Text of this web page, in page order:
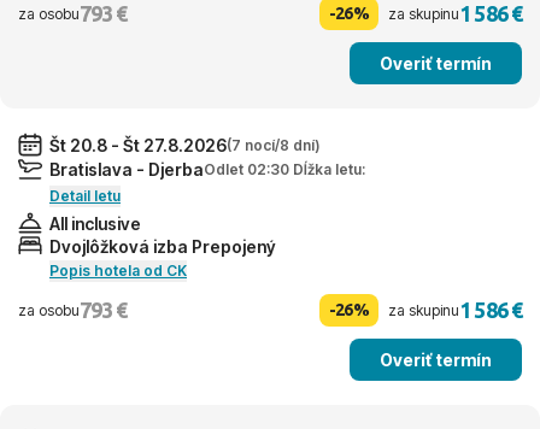
za osobu793 € -26% za skupinu1 586 €
Overiť termín
Št 20.8 - Št 27.8.2026(7 nocí/8 dní)
Bratislava - DjerbaOdlet 02:30 Dĺžka letu:
Detail letu
All inclusive
Dvojlôžková izba Prepojený
Popis hotela od CK
za osobu793 € -26% za skupinu1 586 €
Overiť termín